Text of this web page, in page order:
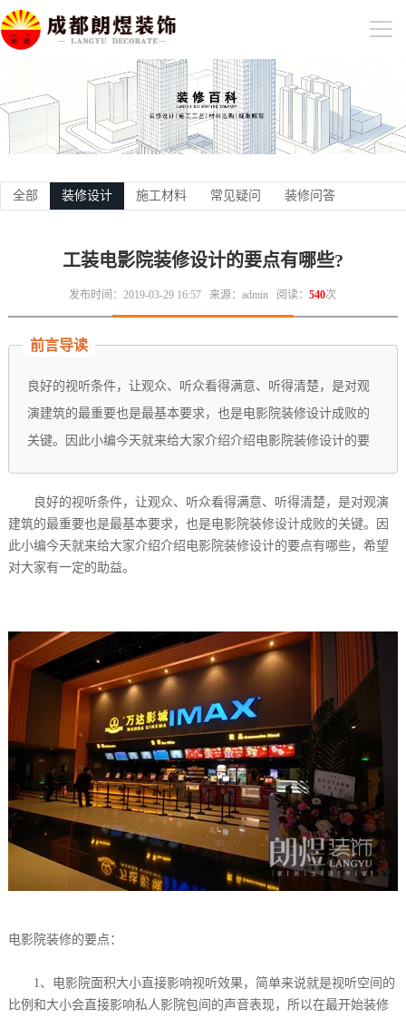
全部 装修设计 施工材料 常见疑问 装修问答
工装电影院装修设计的要点有哪些?
发布时间：2019-03-29 16:57 来源：admin 阅读：540次
前言导读
良好的视听条件，让观众、听众看得满意、听得清楚，是对观
演建筑的最重要也是最基本要求，也是电影院装修设计成败的
关键。因此小编今天就来给大家介绍介绍电影院装修设计的要
良好的视听条件，让观众、听众看得满意、听得清楚，是对观演
建筑的最重要也是最基本要求，也是电影院装修设计成败的关键。因
此小编今天就来给大家介绍介绍电影院装修设计的要点有哪些，希望
对大家有一定的助益。
电影院装修的要点：
1、电影院面积大小直接影响视听效果，简单来说就是视听空间的
比例和大小会直接影响私人影院包间的声音表现，所以在最开始装修